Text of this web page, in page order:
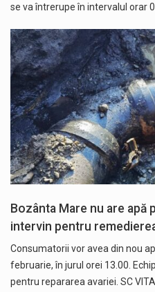
se va întrerupe în intervalul orar
Bozânta Mare nu are apă
intervin pentru
Consumatorii vor avea din nou
februarie, în jurul orei 13.00.
pentru repararea avariei. SC